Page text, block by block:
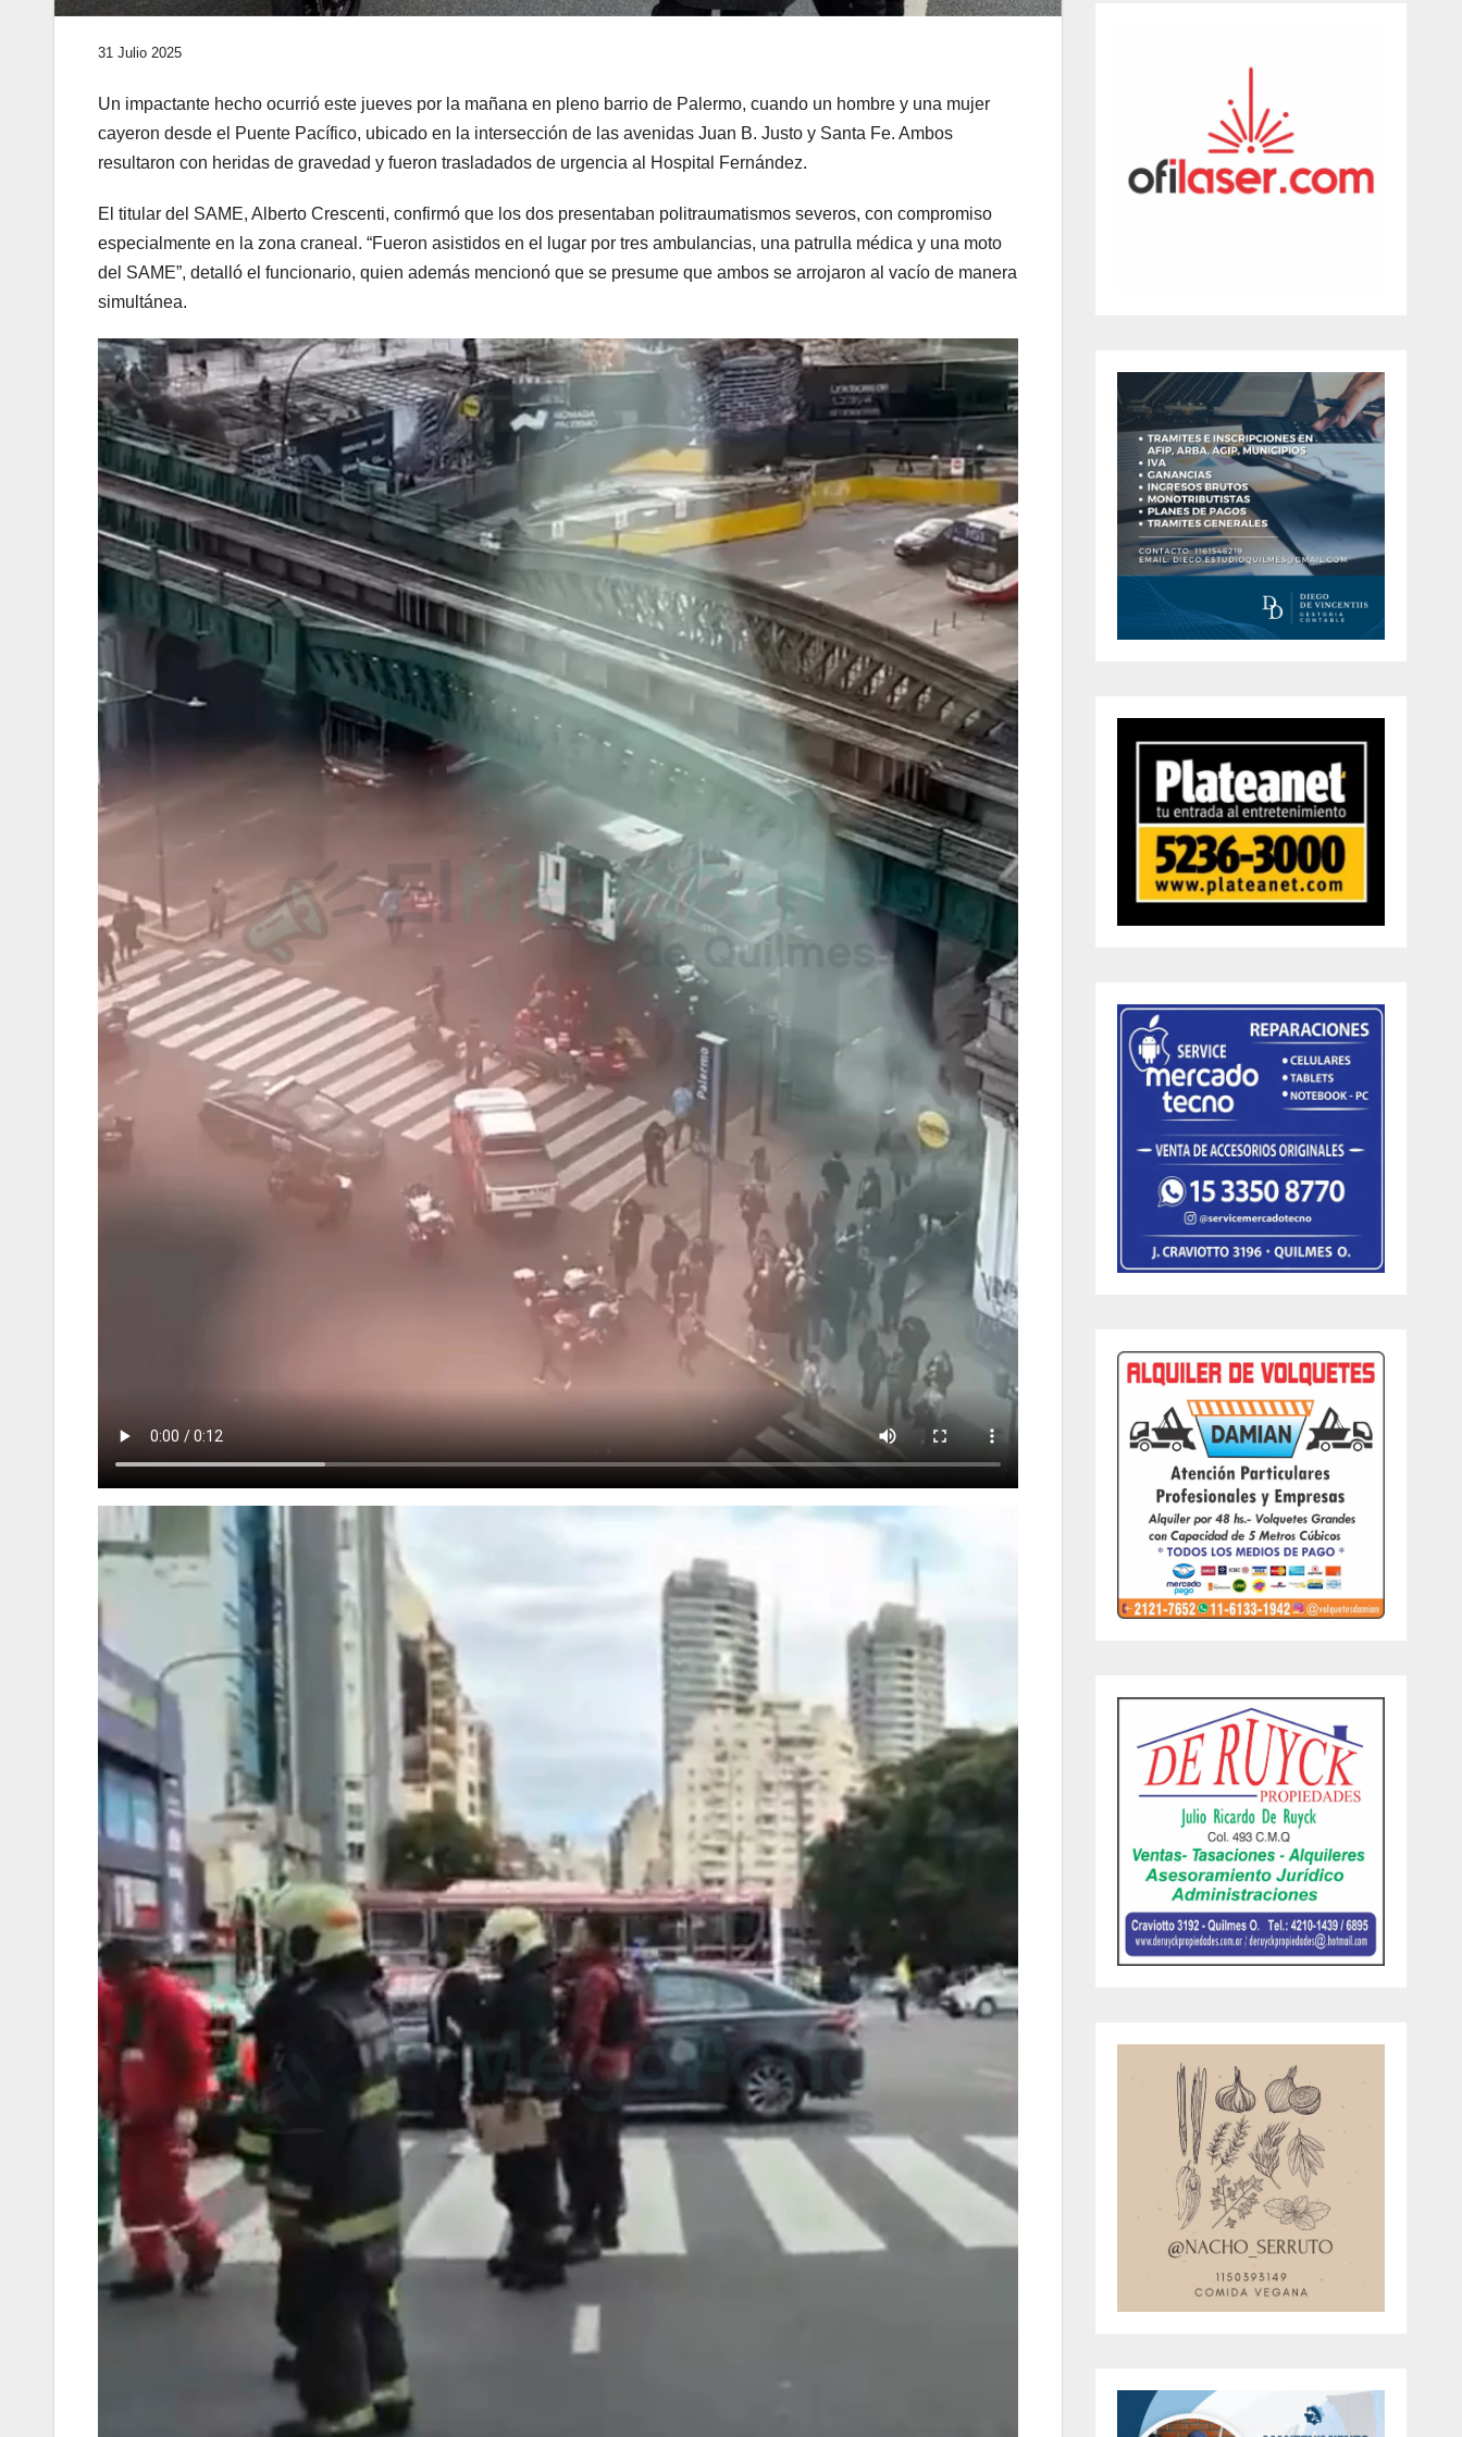
31 Julio 2025
Un impactante hecho ocurrió este jueves por la mañana en pleno barrio de Palermo, cuando un hombre y una mujer
cayeron desde el Puente Pacífico, ubicado en la intersección de las avenidas Juan B. Justo y Santa Fe. Ambos
resultaron con heridas de gravedad y fueron trasladados de urgencia al Hospital Fernández.
El titular del SAME, Alberto Crescenti, confirmó que los dos presentaban politraumatismos severos, con compromiso
especialmente en la zona craneal. “Fueron asistidos en el lugar por tres ambulancias, una patrulla médica y una moto
del SAME”, detalló el funcionario, quien además mencionó que se presume que ambos se arrojaron al vacío de manera
simultánea.